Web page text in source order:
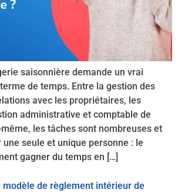
saisonnière demande un vrai
de temps. Entre la gestion des
avec les propriétaires, les
administrative et comptable de
même, les tâches sont nombreuses et
seule et unique personne : le
gagner du temps en […]
modèle de règlement intérieur de